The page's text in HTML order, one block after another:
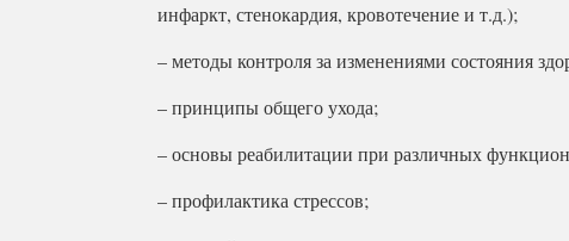
инфаркт, стенокардия, кровотечение и т.д.);
– методы контроля за изменениями состояния
– принципы общего ухода;
– основы реабилитации при различных
– профилактика стрессов;